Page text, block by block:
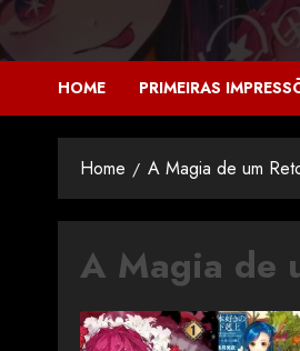
HOME PRIMEIRAS
Home A Magia de um
A Magia de